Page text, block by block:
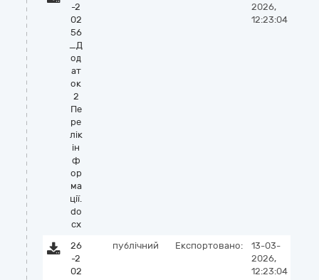
-2
02
56
_Д
од
ат
ок
2
Пе
ре
лік
ін
ф
ор
ма
ції.
do
cx
2026,
12:23:04
26
-2
02
публічний Експортовано:
13-03-
2026,
12:23:04